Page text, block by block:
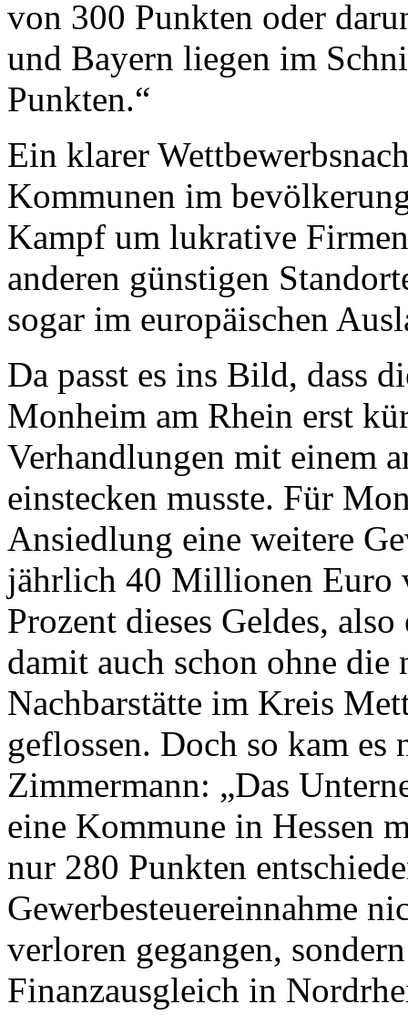
von 300 Punkten oder
und Bayern liegen im
Punkten.“
Ein klarer
Kommunen im
Kampf um lukrative
anderen günstigen
sogar im europäischen
Da passt es ins Bild, dass
Monheim am Rhein erst
Verhandlungen mit einem
einstecken musste. Für
Ansiedlung eine weitere
jährlich 40 Millionen Euro
Prozent dieses Geldes,
damit auch schon ohne die
Nachbarstätte im Kreis
geflossen. Doch so kam
Zimmermann: „Das
eine Kommune in Hessen
nur 280 Punkten
Gewerbesteuereinnahme
verloren gegangen,
Finanzausgleich in